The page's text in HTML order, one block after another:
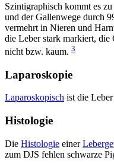
Szintigraphisch kommt es
und der Gallenwege durch
vermehrt in Nieren und
die Leber stark markiert, die
nicht bzw. kaum. 3
Laparoskopie
Laparoskopisch ist die
Histologie
Die Histologie einer
zum DJS fehlen schwarze